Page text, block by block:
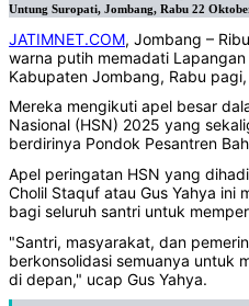
Untung Suropati, Jombang, Rabu 22
JATIMNET.COM, Jombang –
warna putih memadati
Kabupaten Jombang, Rabu
Mereka mengikuti apel besar
Nasional (HSN) 2025 yang
berdirinya Pondok Pesantren
Apel peringatan HSN yang
Cholil Staquf atau Gus Yahya ini
bagi seluruh santri untuk
"Santri, masyarakat, dan
berkonsolidasi semuanya untuk
di depan," ucap Gus Yahya.